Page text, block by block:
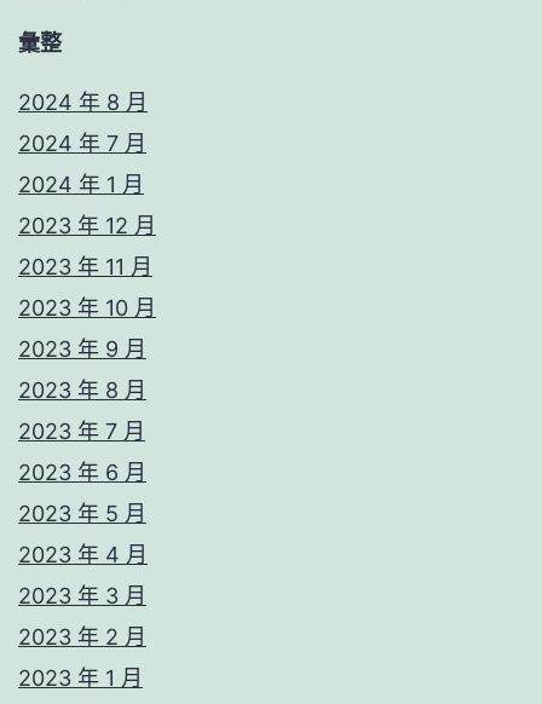
彙整
2024 年 8 月
2024 年 7 月
2024 年 1 月
2023 年 12 月
2023 年 11 月
2023 年 10 月
2023 年 9 月
2023 年 8 月
2023 年 7 月
2023 年 6 月
2023 年 5 月
2023 年 4 月
2023 年 3 月
2023 年 2 月
2023 年 1 月